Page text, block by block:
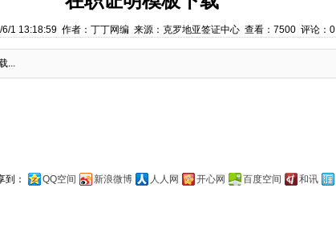
6/1 13:18:59 作者：丁丁网编 来源：克罗地亚签证中心 查看：7500 评论：0
...
到：
QQ空间 新浪微博 人人网 开心网 百度空间 和讯